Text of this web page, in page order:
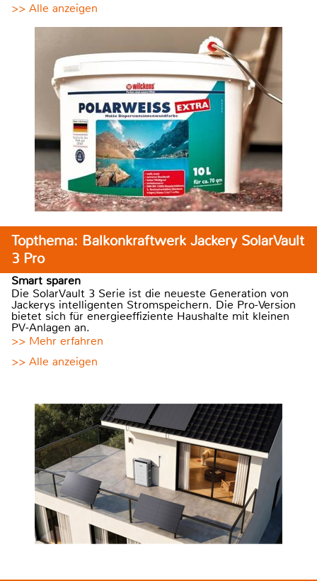
>> Alle anzeigen
Topthema: Balkonkraftwerk Jackery SolarVault
3 Pro
Smart sparen
Die SolarVault 3 Serie ist die neueste Generation von
Jackerys intelligenten Stromspeichern. Die Pro-Version
bietet sich für energieeffiziente Haushalte mit kleinen
PV-Anlagen an.
>> Mehr erfahren
>> Alle anzeigen